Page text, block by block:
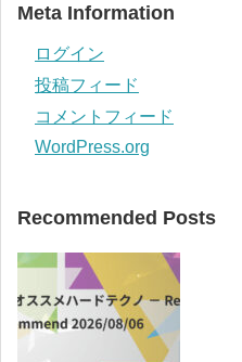
Meta Information
ログイン
投稿フィード
コメントフィード
WordPress.org
Recommended Posts